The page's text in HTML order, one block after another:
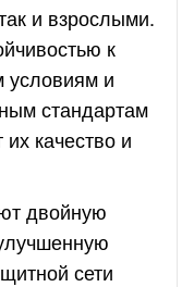
и взрослыми.
к
условиям и
стандартам
качество и
двойную
сети